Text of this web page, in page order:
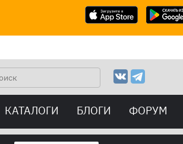
КАТАЛОГИ БЛОГИ ФОРУМ